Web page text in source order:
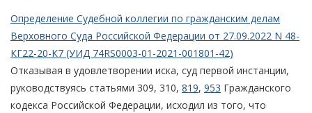
Определение Судебной коллегии по гражданским делам
Верховного Суда Российской Федерации от 27.09.2022 N 48-
КГ22-20-К7 (УИД 74RS0003-01-2021-001801-42)
Отказывая в удовлетворении иска, суд первой инстанции,
руководствуясь статьями 309, 310, 819, 953 Гражданского
кодекса Российской Федерации, исходил из того, что